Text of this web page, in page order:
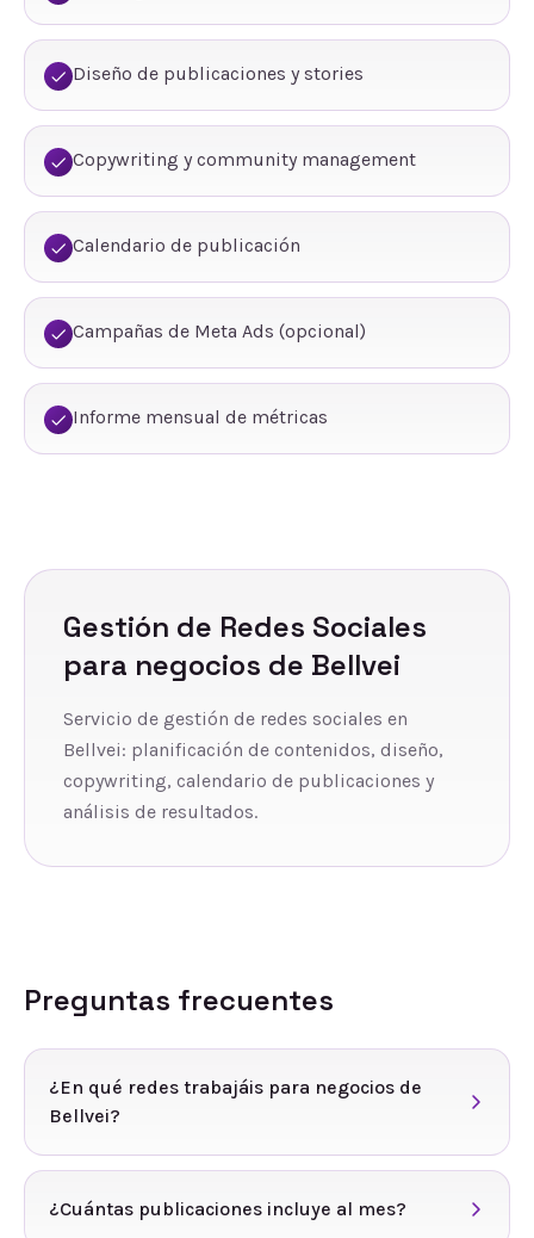
Diseño de publicaciones y stories
Copywriting y community management
Calendario de publicación
Campañas de Meta Ads (opcional)
Informe mensual de métricas
Gestión de Redes Sociales
para negocios de Bellvei
Servicio de gestión de redes sociales en
Bellvei: planificación de contenidos, diseño,
copywriting, calendario de publicaciones y
análisis de resultados.
Preguntas frecuentes
¿En qué redes trabajáis para negocios de
Bellvei?
¿Cuántas publicaciones incluye al mes?